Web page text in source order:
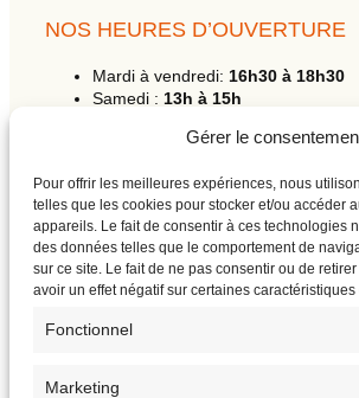
Gérer le
Pour offrir les meilleures expériences, nous
telles que les cookies pour stocker et/ou accéder
appareils. Le fait de consentir à ces technologies
des données telles que le comportement de
sur ce site. Le fait de ne pas consentir ou de
avoir un effet négatif sur certaines caractéristiques
Fonctionnel
Marketing
NOS HEURES D’OUVERTURE
Mardi à vendredi: 16h30 à 18h30
Samedi : 13h à 15h
e
c
h
e
e
ABONNE-TOI À L’INFOLETTRE!
Clique ici !
Politique de confidentialité